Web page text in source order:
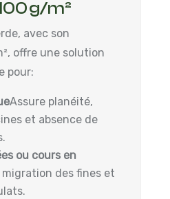
g/m²
avec son
offre une solution
pour:
Assure planéité,
et absence de
ou cours en
migration des fines et